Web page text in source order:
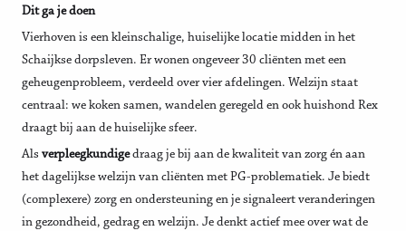
Dit ga je doen
Vierhoven is een kleinschalige, huiselijke locatie midden in het
Schaijkse dorpsleven. Er wonen ongeveer 30 cliënten met een
geheugenprobleem, verdeeld over vier afdelingen. Welzijn staat
centraal: we koken samen, wandelen geregeld en ook huishond Rex
draagt bij aan de huiselijke sfeer.
Als verpleegkundigedraag je bij aan de kwaliteit van zorg én aan
het dagelijkse welzijn van cliënten met PG-problematiek. Je biedt
(complexere) zorg en ondersteuning en je signaleert veranderingen
in gezondheid, gedrag en welzijn. Je denkt actief mee over wat de